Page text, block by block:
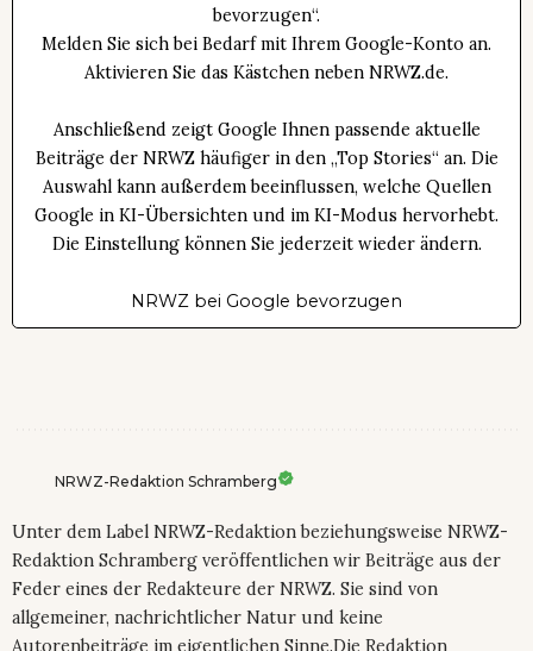
bevorzugen“.
Melden Sie sich bei Bedarf mit Ihrem Google-Konto an.
Aktivieren Sie das Kästchen neben NRWZ.de.
Anschließend zeigt Google Ihnen passende aktuelle
Beiträge der NRWZ häufiger in den „Top Stories“ an. Die
Auswahl kann außerdem beeinflussen, welche Quellen
Google in KI-Übersichten und im KI-Modus hervorhebt.
Die Einstellung können Sie jederzeit wieder ändern.
NRWZ bei Google bevorzugen
NRWZ-Redaktion Schramberg
Unter dem Label NRWZ-Redaktion beziehungsweise NRWZ-
Redaktion Schramberg veröffentlichen wir Beiträge aus der
Feder eines der Redakteure der NRWZ. Sie sind von
allgemeiner, nachrichtlicher Natur und keine
Autorenbeiträge im eigentlichen Sinne.Die Redaktion